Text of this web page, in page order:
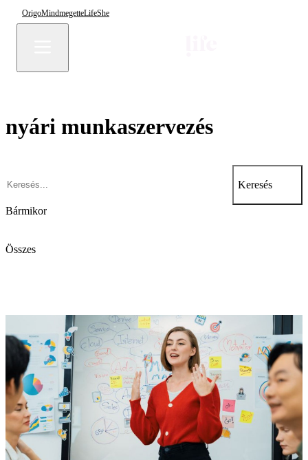
OrigoMindmegetteLifeShe
nyári munkaszervezés
Keresés
Bármikor
Összes